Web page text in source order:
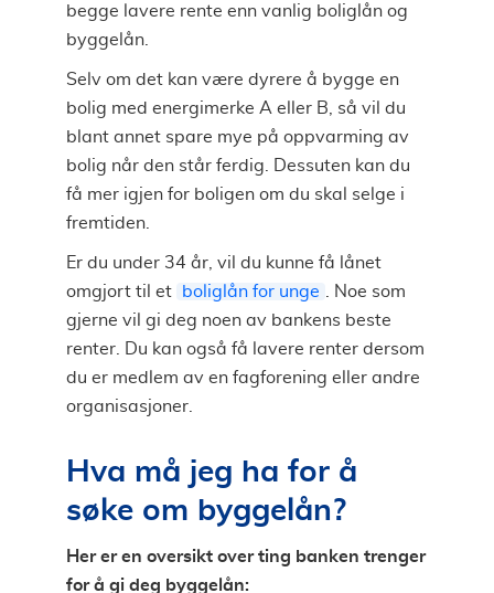
begge lavere rente enn vanlig boliglån og
byggelån.
Selv om det kan være dyrere å bygge en
bolig med energimerke A eller B, så vil du
blant annet spare mye på oppvarming av
bolig når den står ferdig. Dessuten kan du
få mer igjen for boligen om du skal selge i
fremtiden.
Er du under 34 år, vil du kunne få lånet
omgjort til et
boliglån for unge
. Noe som
gjerne vil gi deg noen av bankens beste
renter. Du kan også få lavere renter dersom
du er medlem av en fagforening eller andre
organisasjoner.
Hva må jeg ha for å
søke om byggelån?
Her er en oversikt over ting banken trenger
for å gi deg byggelån: